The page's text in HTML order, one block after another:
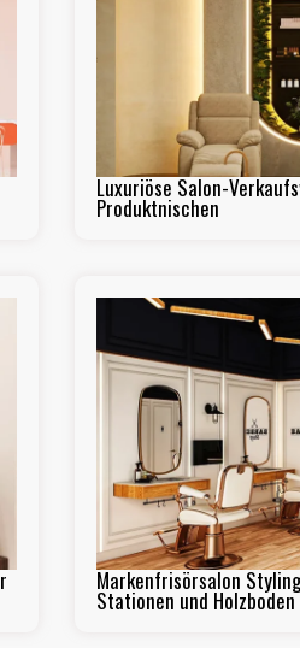
Luxuriöse Salon-
Produktnischen
Markenfrisörsalon
Stationen und Holzboden